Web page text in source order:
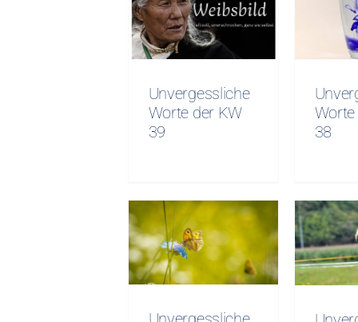
Unvergessliche
Worte der KW
39
Unvergessliche
Worte der KW
39
38
Unvergessliche
Worte KW 34